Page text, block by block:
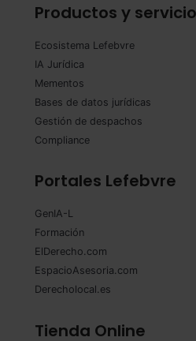
Productos y
Ecosistema Lefebvre
IA Jurídica
Mementos
Bases de datos jurídicas
Gestión de despachos
Compliance
Portales Lefebvre
GenIA-L
Formación
ElDerecho.com
EspacioAsesoria.com
Derecholocal.es
Tienda Online